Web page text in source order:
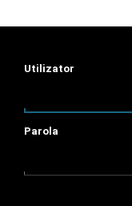
Utilizator
Parola